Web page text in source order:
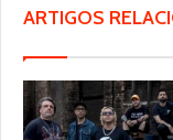
ARTIGOS